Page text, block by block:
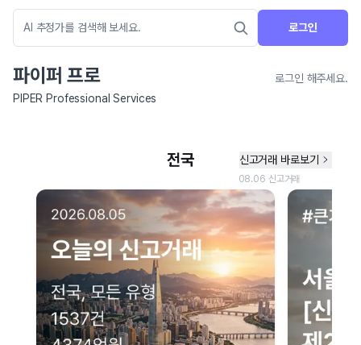
로그인
파이퍼 프로
로그인 해주세요.
PIPER Professional Services
네이버 지도 연결 안내